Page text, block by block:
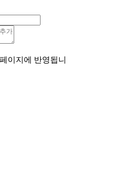
이지에 반영됩니